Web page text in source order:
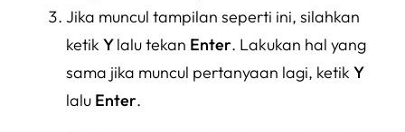
Jika muncul tampilan seperti ini, silahkan
ketik Ylalu tekan Enter. Lakukan hal yang
sama jika muncul pertanyaan lagi, ketik Y
lalu Enter.